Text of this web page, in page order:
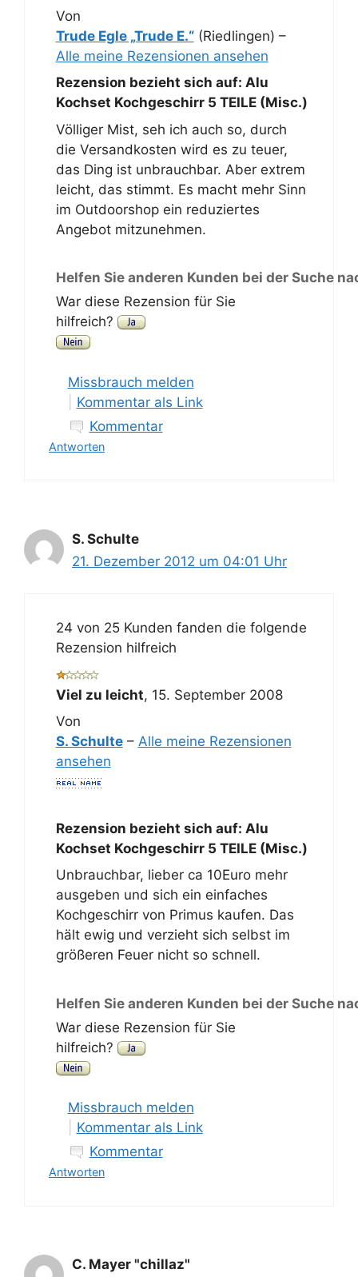
Von
Trude Egle „Trude E.“(Riedlingen) –
Alle meine Rezensionen ansehen
Rezension bezieht sich auf: Alu
Kochset Kochgeschirr 5 TEILE (Misc.)
Völliger Mist, seh ich auch so, durch
die Versandkosten wird es zu teuer,
das Ding ist unbrauchbar. Aber extrem
leicht, das stimmt. Es macht mehr Sinn
im Outdoorshop ein reduziertes
Angebot mitzunehmen.
Helfen Sie anderen Kunden bei der Suche
War diese Rezension für Sie
hilfreich?
Missbrauch melden
Kommentar als Link
Kommentar
Antworten
S. Schulte
21. Dezember 2012 um 04:01 Uhr
24 von 25 Kunden fanden die folgende
Rezension hilfreich
Viel zu leicht, 15. September 2008
Von
S. Schulte– Alle meine Rezensionen
ansehen
Rezension bezieht sich auf: Alu
Kochset Kochgeschirr 5 TEILE (Misc.)
Unbrauchbar, lieber ca 10Euro mehr
ausgeben und sich ein einfaches
Kochgeschirr von Primus kaufen. Das
hält ewig und verzieht sich selbst im
größeren Feuer nicht so schnell.
Helfen Sie anderen Kunden bei der Suche
War diese Rezension für Sie
hilfreich?
Missbrauch melden
Kommentar als Link
Kommentar
Antworten
C. Mayer "chillaz"